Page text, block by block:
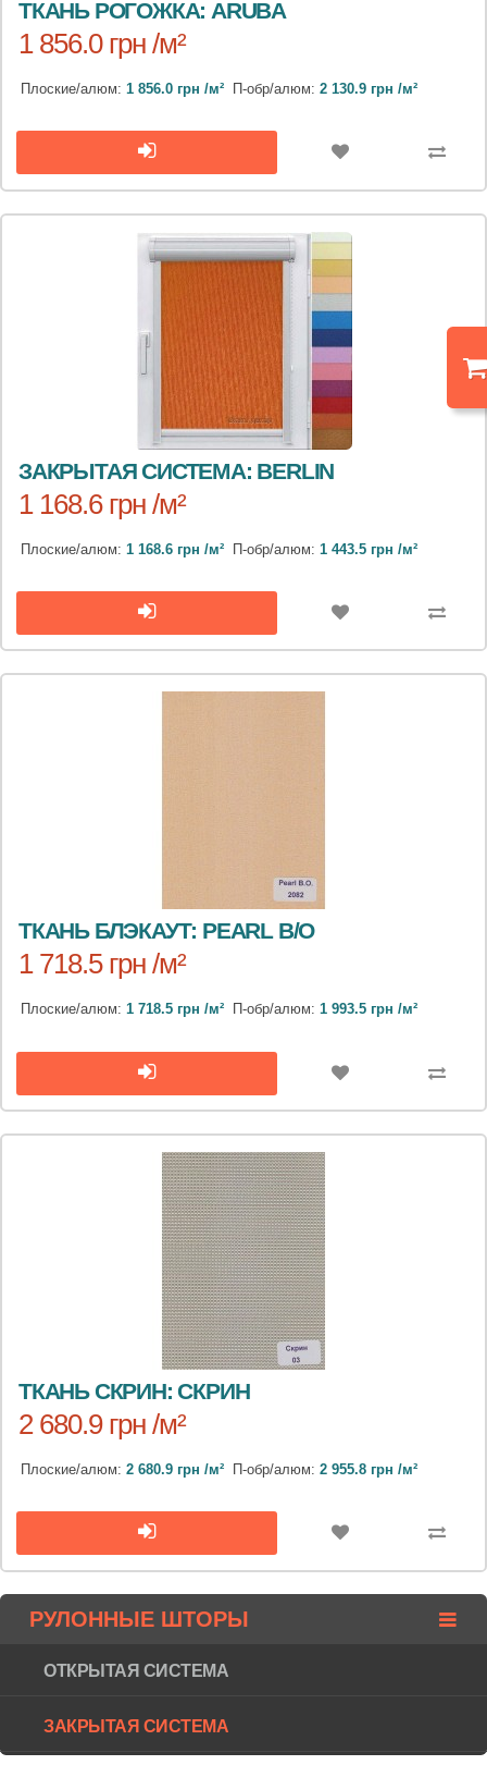
ТКАНЬ РОГОЖКА: ARUBA
1 856.0 грн /м²
Плоские/алюм: 1 856.0 грн /м² П-обр/алюм: 2 130.9 грн /м²
ЗАКРЫТАЯ СИСТЕМА: BERLIN
1 168.6 грн /м²
Плоские/алюм: 1 168.6 грн /м² П-обр/алюм: 1 443.5 грн /м²
ТКАНЬ БЛЭКАУТ: PEARL B/O
1 718.5 грн /м²
Плоские/алюм: 1 718.5 грн /м² П-обр/алюм: 1 993.5 грн /м²
ТКАНЬ СКРИН: СКРИН
2 680.9 грн /м²
Плоские/алюм: 2 680.9 грн /м² П-обр/алюм: 2 955.8 грн /м²
РУЛОННЫЕ ШТОРЫ
ОТКРЫТАЯ СИСТЕМА
ЗАКРЫТАЯ СИСТЕМА